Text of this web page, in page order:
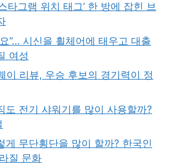
타그램 위치 태그’ 한 방에 잡힌 브
”… 시신을 휠체어에 태우고 대출
여성
이 리뷰, 우승 후보의 경기력이 정
도 전기 샤워기를 많이 사용할까?
게 무단횡단을 많이 할까? 한국인
질 문화